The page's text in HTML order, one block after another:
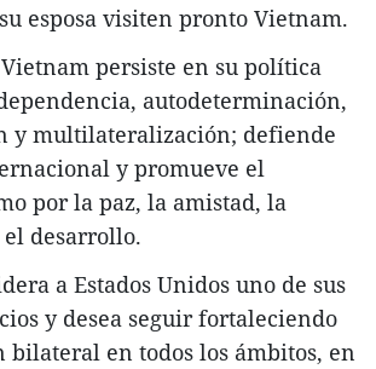
esposa visiten pronto Vietnam.
persiste en su política
autodeterminación,
y multilateralización; defiende
y promueve el
por la paz, la amistad, la
desarrollo.
a Estados Unidos uno de sus
y desea seguir fortaleciendo
bilateral en todos los ámbitos, en